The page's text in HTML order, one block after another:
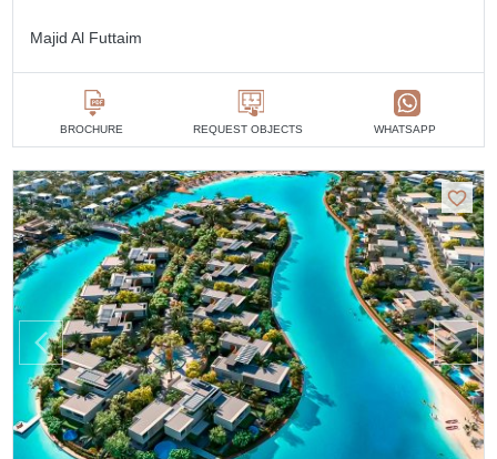
Majid Al Futtaim
BROCHURE REQUEST OBJECTS WHATSAPP